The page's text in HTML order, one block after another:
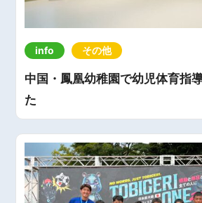
info その他
中国・鳳凰幼稚園で幼児体育指
た